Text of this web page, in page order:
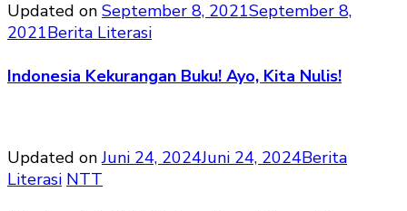
Updated on September 8, 2021September 8,
2021Berita Literasi
Indonesia Kekurangan Buku! Ayo, Kita Nulis!
Updated onJuni 24, 2024Juni 24, 2024Berita
Literasi NTT